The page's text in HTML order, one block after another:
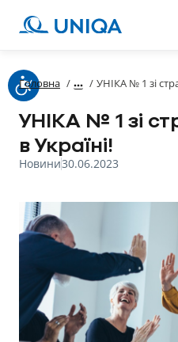
Головна / / УНІКА № 1 зі
УНІКА № 1 зі
в Україні!
Новини30.06.2023